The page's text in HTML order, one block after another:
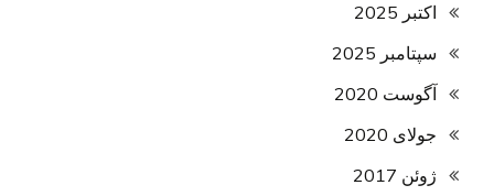
اکتبر 2025
سپتامبر 2025
آگوست 2020
جولای 2020
ژوئن 2017